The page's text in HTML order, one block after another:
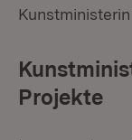
Projekte